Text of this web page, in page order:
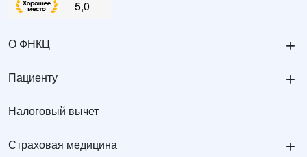
О ФНКЦ +
Пациенту +
Налоговый вычет
Страховая медицина +